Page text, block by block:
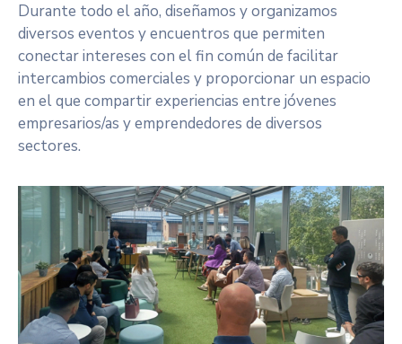
Durante todo el año, diseñamos y organizamos
diversos eventos y encuentros que permiten
conectar intereses con el fin común de facilitar
intercambios comerciales y proporcionar un espacio
en el que compartir experiencias entre jóvenes
empresarios/as y emprendedores de diversos
sectores.